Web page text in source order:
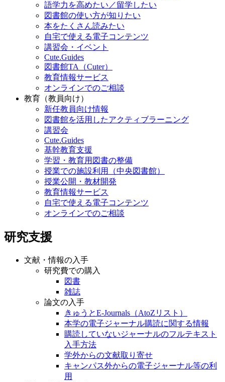
語学力を高めたい／留学したい
図書館の使い方が知りたい
本をたくさん読みたい
自宅で使える電子コンテンツ
講習会・イベント
Cute.Guides
図書館TA（Cuter）
教育情報サービス
オンラインでのご相談
教育（教員向け）
新任教員向け情報
図書館を活用したアクティブラーニング
講習会
Cute.Guides
基幹教育支援
学習・教育用図書の整備
授業での施設利用（中央図書館）
授業公開・教材開発
教育情報サービス
自宅で使える電子コンテンツ
オンラインでのご相談
研究支援
文献・情報の入手
研究費での購入
図書
雑誌
論文の入手
きゅうとE-Journals（AtoZリスト）
本学の電子ジャーナル購読に関する情報
購読していないジャーナルのフルテキスト
入手方法
学外からの文献取り寄せ
キャンパス外からの電子ジャーナル等の利
用